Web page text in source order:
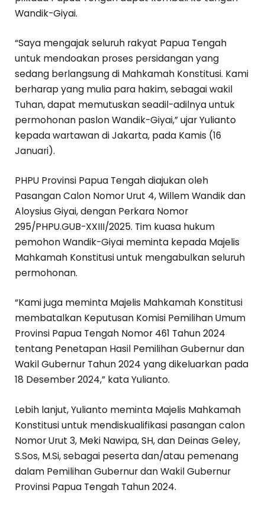
Wandik-Giyai.
“Saya mengajak seluruh rakyat Papua Tengah
untuk mendoakan proses persidangan yang
sedang berlangsung di Mahkamah Konstitusi. Kami
berharap yang mulia para hakim, sebagai wakil
Tuhan, dapat memutuskan seadil-adilnya untuk
permohonan paslon Wandik-Giyai,” ujar Yulianto
kepada wartawan di Jakarta, pada Kamis (16
Januari).
PHPU Provinsi Papua Tengah diajukan oleh
Pasangan Calon Nomor Urut 4, Willem Wandik dan
Aloysius Giyai, dengan Perkara Nomor
295/PHPU.GUB-XXIII/2025. Tim kuasa hukum
pemohon Wandik-Giyai meminta kepada Majelis
Mahkamah Konstitusi untuk mengabulkan seluruh
permohonan.
“Kami juga meminta Majelis Mahkamah Konstitusi
membatalkan Keputusan Komisi Pemilihan Umum
Provinsi Papua Tengah Nomor 461 Tahun 2024
tentang Penetapan Hasil Pemilihan Gubernur dan
Wakil Gubernur Tahun 2024 yang dikeluarkan pada
18 Desember 2024,” kata Yulianto.
Lebih lanjut, Yulianto meminta Majelis Mahkamah
Konstitusi untuk mendiskualifikasi pasangan calon
Nomor Urut 3, Meki Nawipa, SH, dan Deinas Geley,
S.Sos, M.Si, sebagai peserta dan/atau pemenang
dalam Pemilihan Gubernur dan Wakil Gubernur
Provinsi Papua Tengah Tahun 2024.